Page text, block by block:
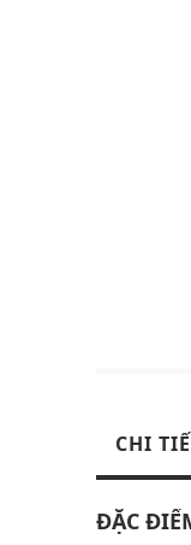
CHI
ĐẶC